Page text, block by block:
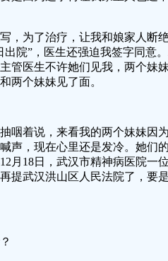
，为了治疗，让我和娘家人断
院”，医生还强迫我签字同意。
管医生不许她们见我，两个妹
两个妹妹见了面。
咽着说，来看我的两个妹妹因
声，现在心里还是发冷。她们
月18日，武汉市精神病医院一
提武汉洪山区人民法院了，要